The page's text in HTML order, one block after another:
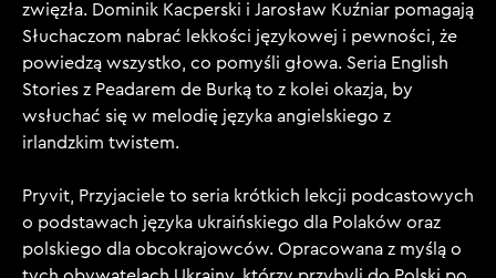
zwięzła. Dominik Kacperski i Jarosław Kuźniar pomagają
Słuchaczom nabrać lekkości językowej i pewności, że
powiedzą wszystko, co pomyśli głowa. Seria English
Stories z Peadarem de Burką to z kolei okazja, by
wsłuchać się w melodię języka angielskiego z
irlandzkim twistem.
Pryvit, Przyjaciele to seria krótkich lekcji podcastowych
o podstawach języka ukraińskiego dla Polaków oraz
polskiego dla obcokrajowców. Opracowana z myślą o